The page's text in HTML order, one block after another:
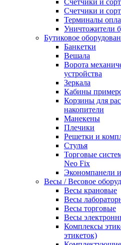
Счетчики и
Счетчики и
Терминалы
Уничтожители
Бутиковое
Банкетки
Вешала
Ворота
устройства
Зеркала
Кабины
Корзины для
накопители
Манекены
Плечики
Решетки и
Стулья
Торговые
Neo Fix
Экономпанели
Весы / Весовое
Весы крановые
Весы
Весы торговые
Весы
Комплексы
этикеток)